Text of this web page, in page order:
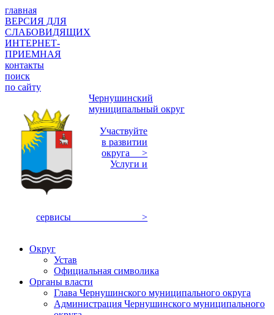
главная
ВЕРСИЯ ДЛЯ
СЛАБОВИДЯЩИХ
ИНТЕРНЕТ-
ПРИЕМНАЯ
контакты
поиск
по сайту
Чернушинский
муниципальный округ
Участвуйте
в развитии
округа >
Услуги и
сервисы >
Округ
Устав
Официальная символика
Органы власти
Глава Чернушинского муниципального округа
Администрация Чернушинского муниципального